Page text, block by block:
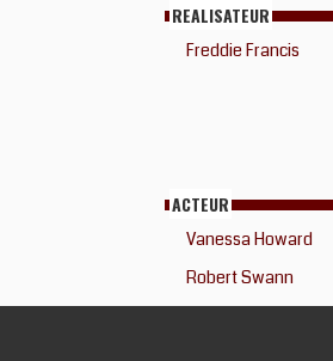
REALISATEUR
Freddie Francis
ACTEUR
Vanessa Howard
Robert Swann